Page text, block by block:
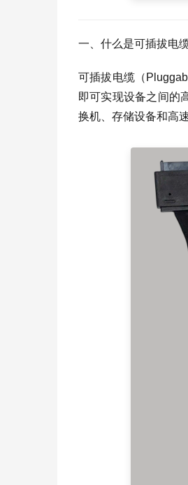
一、什么是可插拔电
可插拔电缆（
即可实现设备之间的
换机、存储设备和高